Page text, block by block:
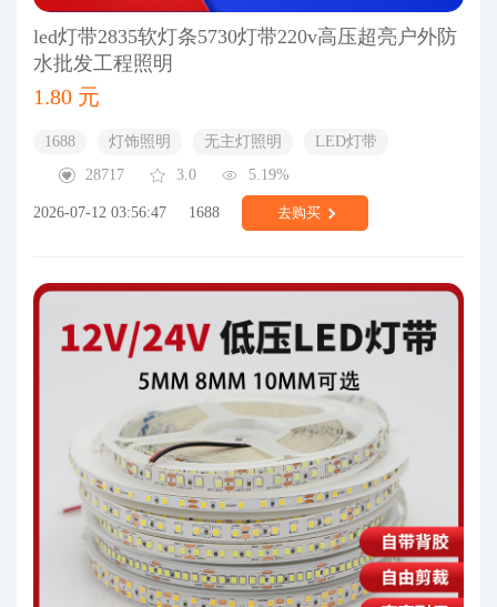
led灯带2835软灯条5730灯带220v高压超亮户外防
水批发工程照明
1.80 元
1688 灯饰照明 无主灯照明
LED灯带
28717
3.0 5.19%
2026-07-12 03:56:47 1688 去购买